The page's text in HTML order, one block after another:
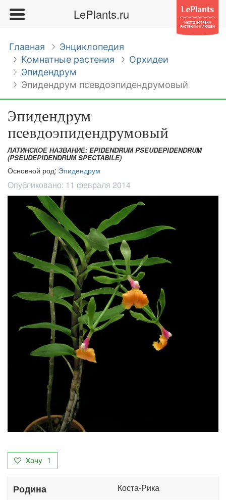
LePlants.ru
Главная
Энциклопедия
Комнатные растения
Орхидеи
Эпидендрум
Эпидендрум псевдоэпидендрумовый
Эпидендрум
псевдоэпидендрумовый
ЛАТИНСКОЕ НАЗВАНИЕ: EPIDENDRUM PSEUDEPIDENDRUM
(PSEUDEPIDENDRUM SPECTABILE)
Основной род: Эпидендрум
Опубликовано: 11 февраля 2014
Хочу 1
Родина Коста-Рика